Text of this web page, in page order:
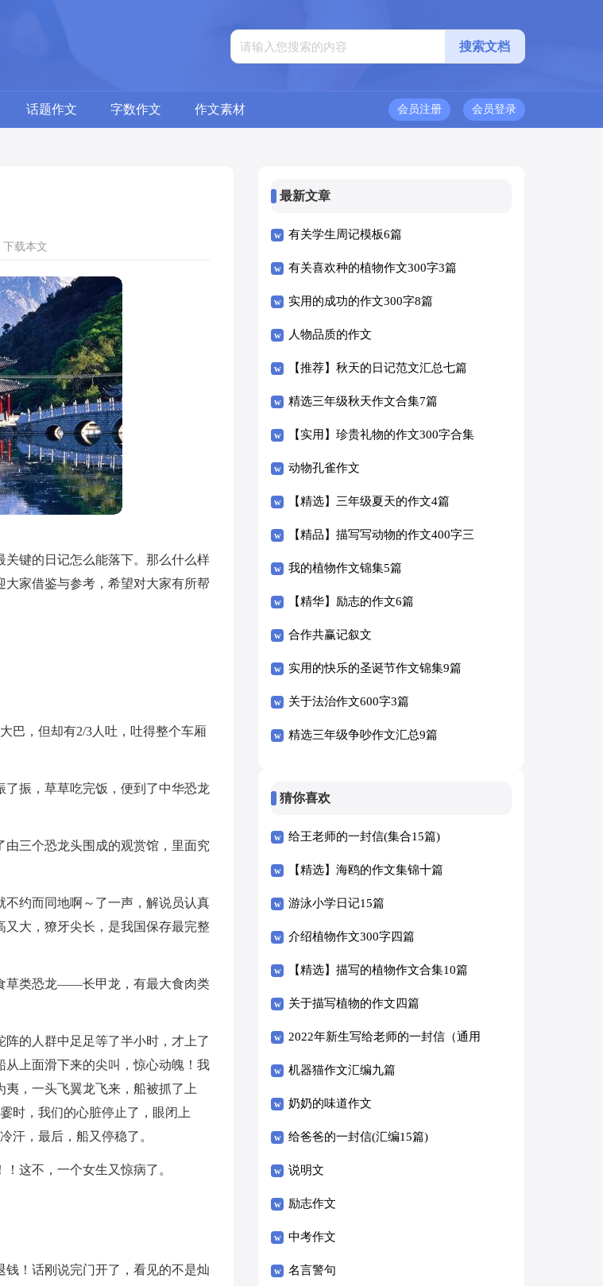
话题作文 字数作文 作文素材 会员登录
会员注册
下载本文
键的日记怎么能落下。那么什么样
家借鉴与参考，希望对大家有所帮
巴，但却有2/3人吐，吐得整个车厢
振，草草吃完饭，便到了中华恐龙
三个恐龙头围成的观赏馆，里面究
约而同地啊～了一声，解说员认真
大，獠牙尖长，是我国保存最完整
草类恐龙——长甲龙，有最大食肉类
的人群中足足等了半小时，才上了
上面滑下来的尖叫，惊心动魄！我
，一头飞翼龙飞来，船被抓了上
时，我们的心脏停止了，眼闭上
汗，最后，船又停稳了。
这不，一个女生又惊病了。
！话刚说完门开了，看见的不是灿
最新文章
有关学生周记模板6篇
有关喜欢种的植物作文300字3篇
实用的成功的作文300字8篇
人物品质的作文
【推荐】秋天的日记范文汇总七篇
精选三年级秋天作文合集7篇
【实用】珍贵礼物的作文300字合集
五篇
动物孔雀作文
【精选】三年级夏天的作文4篇
【精品】描写写动物的作文400字三
篇
我的植物作文锦集5篇
【精华】励志的作文6篇
合作共赢记叙文
实用的快乐的圣诞节作文锦集9篇
关于法治作文600字3篇
精选三年级争吵作文汇总9篇
猜你喜欢
给王老师的一封信(集合15篇)
【精选】海鸥的作文集锦十篇
游泳小学日记15篇
介绍植物作文300字四篇
【精选】描写的植物作文合集10篇
关于描写植物的作文四篇
2022年新生写给老师的一封信（通用
8篇）
机器猫作文汇编九篇
奶奶的味道作文
给爸爸的一封信(汇编15篇)
说明文
励志作文
中考作文
名言警句